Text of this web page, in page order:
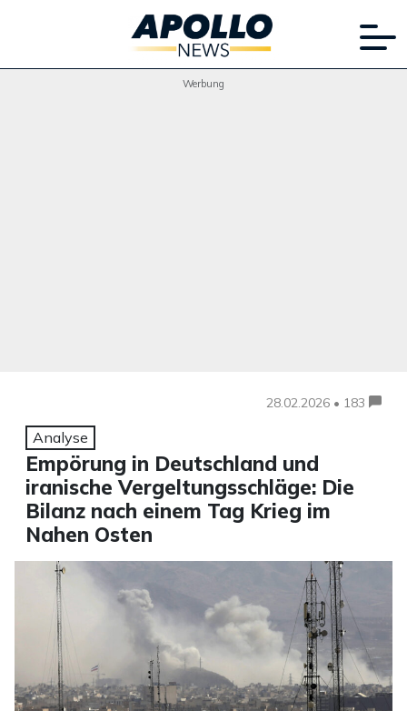
Werbung
28.02.2026 • 183
Analyse
Empörung in Deutschland und
iranische Vergeltungsschläge: Die
Bilanz nach einem Tag Krieg im
Nahen Osten